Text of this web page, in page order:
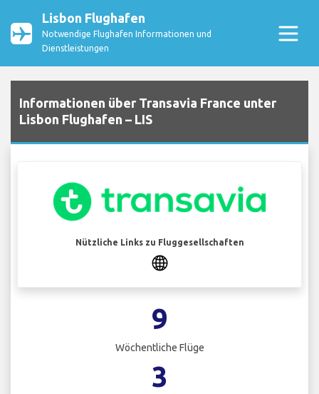
Lisbon Flughafen
Notwendige Flughafen Informationen und
Dienstleistungen
Informationen über Transavia France unter
Lisbon Flughafen – LIS
Nützliche Links zu Fluggesellschaften
9
Wöchentliche Flüge
3